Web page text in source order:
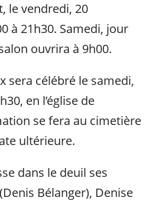
le vendredi, 20
à 21h30. Samedi, jour
ouvrira à 9h00.
sera célébré le samedi,
en l’église de
se fera au cimetière
ultérieure.
dans le deuil ses
Bélanger), Denise